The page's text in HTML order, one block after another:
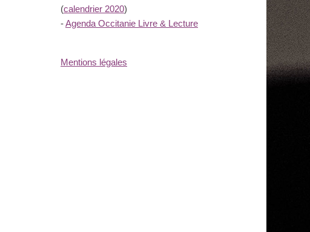
(calendrier 2020)
-Agenda Occitanie Livre & Lecture
Mentions légales